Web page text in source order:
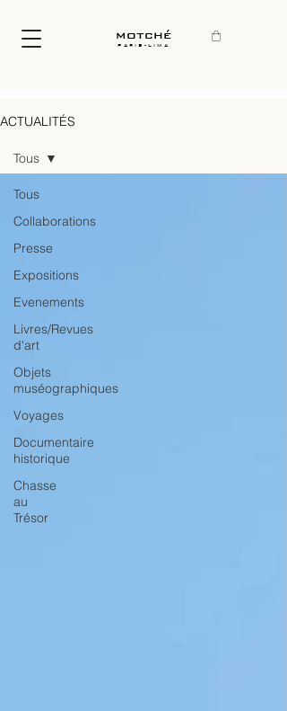
motché
paris-lima
ACTUALITÉS
Tous
Collaborations
Presse
Expositions
Evenements
Livres/Revues
d'art
Objets
muséographiques
Voyages
Documentaire
historique
Chasse
au
Trésor
Tous